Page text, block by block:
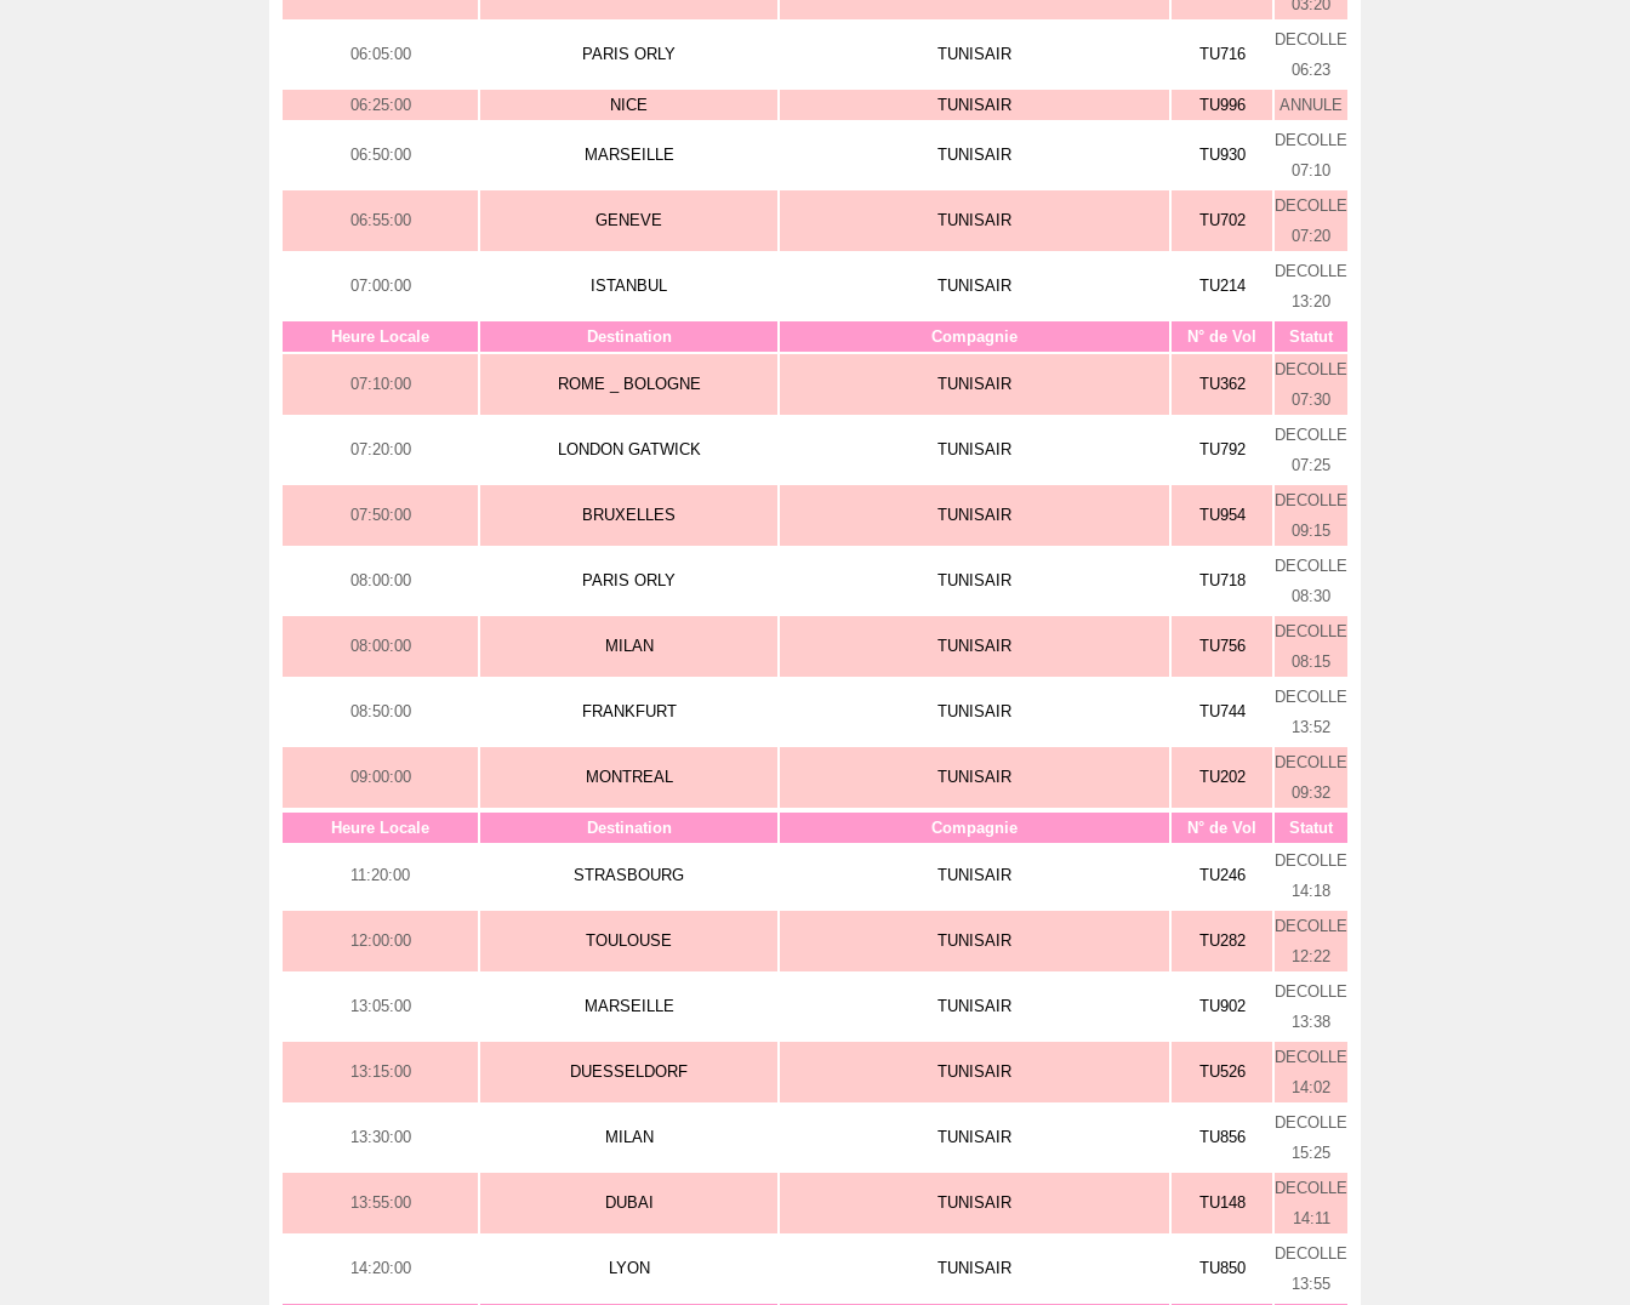
03:20
06:05:00 PARIS ORLY TUNISAIR TU716
DECOLLE
06:23
06:25:00
NICE TUNISAIR TU996 ANNULE
06:50:00 MARSEILLE TUNISAIR TU930
DECOLLE
07:10
06:55:00 GENEVE TUNISAIR TU702
DECOLLE
07:20
07:00:00 ISTANBUL TUNISAIR TU214
DECOLLE
13:20
Heure Locale
Destination Compagnie N° de Vol Statut
07:10:00 ROME _ BOLOGNE TUNISAIR TU362
DECOLLE
07:30
07:20:00 LONDON GATWICK TUNISAIR TU792
DECOLLE
07:25
07:50:00 BRUXELLES TUNISAIR TU954
DECOLLE
09:15
08:00:00 PARIS ORLY TUNISAIR TU718
DECOLLE
08:30
08:00:00 MILAN TUNISAIR TU756
DECOLLE
08:15
08:50:00 FRANKFURT TUNISAIR TU744
DECOLLE
13:52
09:00:00 MONTREAL TUNISAIR TU202
DECOLLE
09:32
Heure Locale
Destination Compagnie N° de Vol Statut
11:20:00 STRASBOURG TUNISAIR TU246
DECOLLE
14:18
12:00:00 TOULOUSE TUNISAIR TU282
DECOLLE
12:22
13:05:00 MARSEILLE TUNISAIR TU902
DECOLLE
13:38
13:15:00 DUESSELDORF TUNISAIR TU526
DECOLLE
14:02
13:30:00 MILAN TUNISAIR TU856
DECOLLE
15:25
13:55:00 DUBAI TUNISAIR TU148
DECOLLE
14:11
14:20:00 LYON TUNISAIR TU850
DECOLLE
13:55